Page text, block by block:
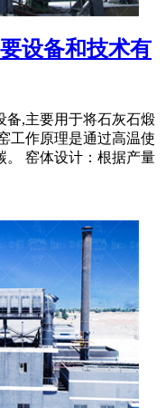
设备和技术有
备,主要用于将石灰石煅
工作原理是通过高温使
。 窑体设计：根据产量